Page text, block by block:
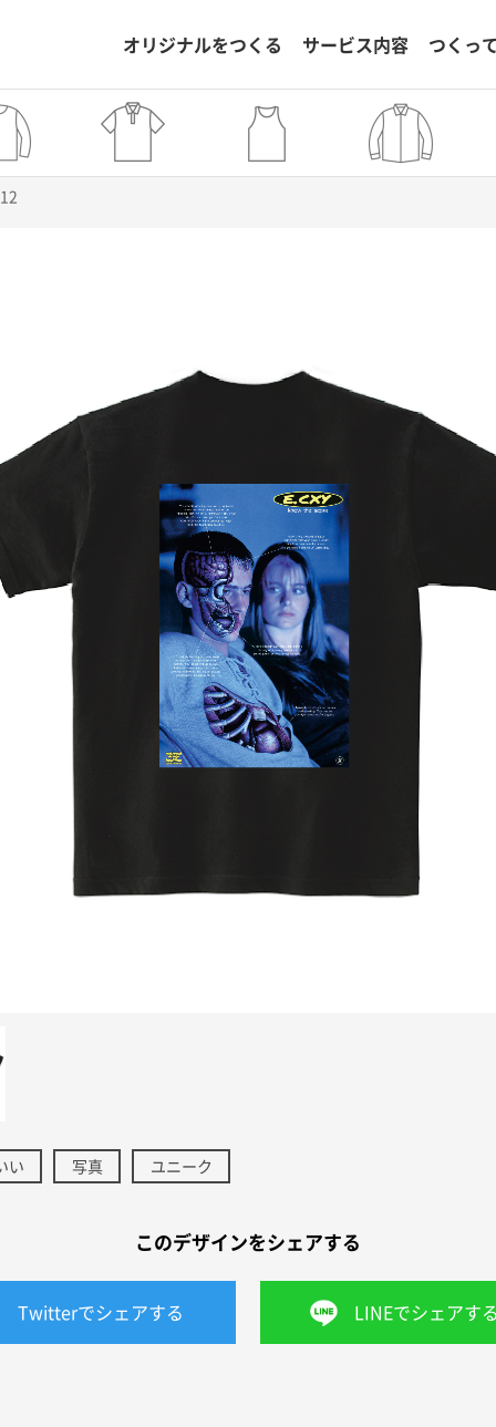
オリジナルをつくる サービス内容 つくっ
い 写真 ユニーク
このデザインをシェアする
Twitterでシェアする LINEでシェアす